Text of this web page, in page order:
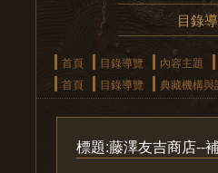
目錄
首頁 目錄導覽 內容主題
首頁
目錄導覽 典藏機構與
標題:藤澤友吉商店--